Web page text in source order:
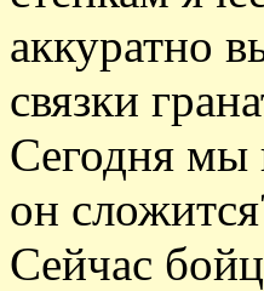
аккуратно
связки
Сегодня мы
он
Сейчас